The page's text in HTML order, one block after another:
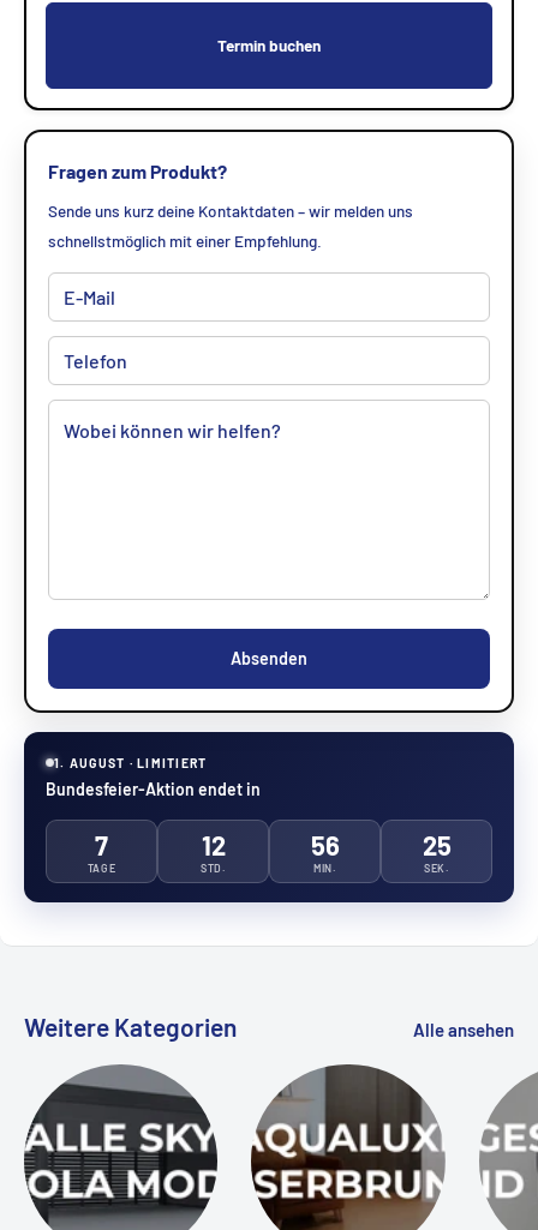
Termin buchen
Fragen zum Produkt?
Sende uns kurz deine Kontaktdaten – wir melden uns
schnellstmöglich mit einer Empfehlung.
Absenden
1. AUGUST · LIMITIERT
Bundesfeier-Aktion endet in
7
TAGE
12
STD.
56
MIN.
24
SEK.
Weitere Kategorien Alle ansehen